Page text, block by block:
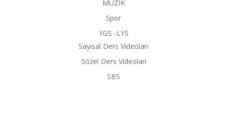
MÜZİK
Spor
YGS -LYS
Sayısal Ders Videoları
Sözel Ders Videoları
SBS